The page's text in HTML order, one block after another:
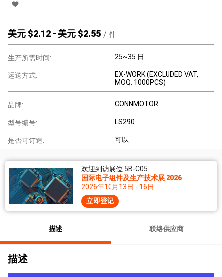
美元 $2.12 - 美元 $2.55 / 件
生产所需时间: 25~35 日
运送方式:
EX-WORK (EXCLUDED VAT,
MOQ: 1000PCS)
品牌: CONNMOTOR
型号编号: LS290
是否可订造: 可以
欢迎到访展位 5B-C05
国际电子组件及生产技术展 2026
2026年10月13日 - 16日
立即登记
描述 联络供应商
描述